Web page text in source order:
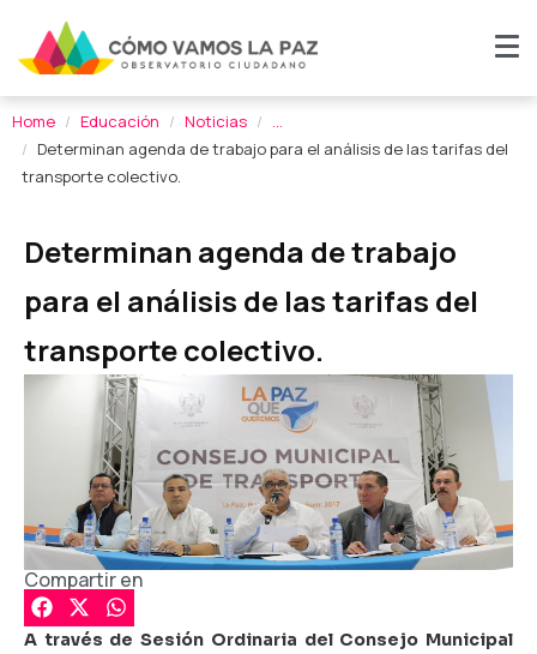
Home Educación Noticias
...
Determinan agenda de trabajo para el análisis de las tarifas del
transporte colectivo.
Determinan agenda de trabajo
para el análisis de las tarifas del
transporte colectivo.
Compartir en
A través de Sesión Ordinaria del Consejo Municipal